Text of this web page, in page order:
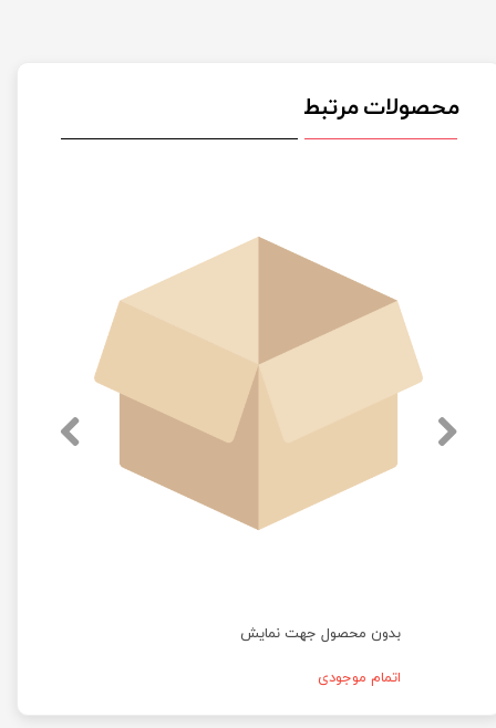
محصولات مرتبط
بدون محصول جهت نمایش
اتمام موجودی